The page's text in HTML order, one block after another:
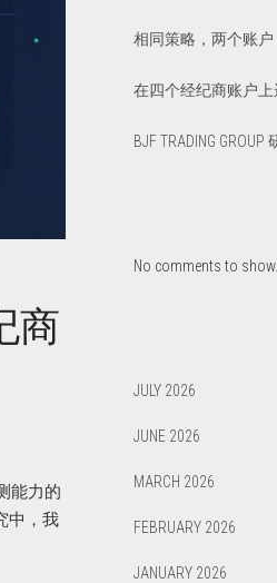
商
能力的
中，我
No comments to show.
JULY 2026
JUNE 2026
MARCH 2026
FEBRUARY 2026
JANUARY 2026